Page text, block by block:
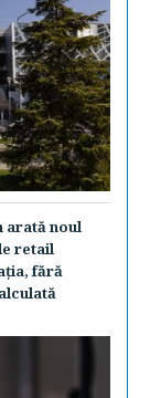
arată noul
retail
fără